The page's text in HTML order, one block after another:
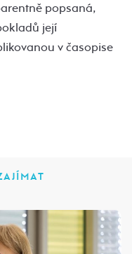
popsaná,
její
v časopise